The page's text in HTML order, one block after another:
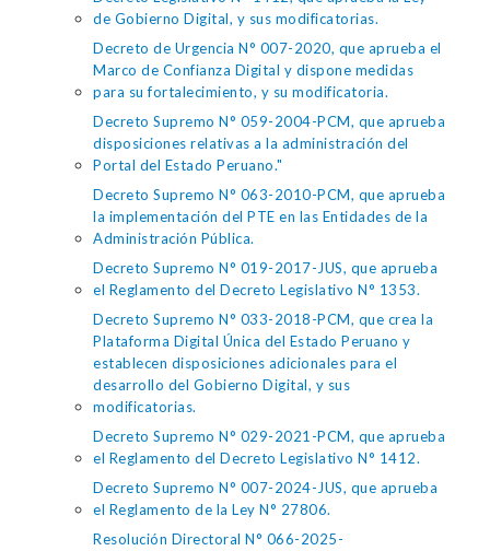
de Gobierno Digital, y sus modificatorias.
Decreto de Urgencia N° 007-2020, que aprueba el
Marco de Confianza Digital y dispone medidas
para su fortalecimiento, y su modificatoria.
Decreto Supremo N° 059-2004-PCM, que aprueba
disposiciones relativas a la administración del
Portal del Estado Peruano."
Decreto Supremo N° 063-2010-PCM, que aprueba
la implementación del PTE en las Entidades de la
Administración Pública.
Decreto Supremo N° 019-2017-JUS, que aprueba
el Reglamento del Decreto Legislativo N° 1353.
Decreto Supremo N° 033-2018-PCM, que crea la
Plataforma Digital Única del Estado Peruano y
establecen disposiciones adicionales para el
desarrollo del Gobierno Digital, y sus
modificatorias.
Decreto Supremo N° 029-2021-PCM, que aprueba
el Reglamento del Decreto Legislativo N° 1412.
Decreto Supremo N° 007-2024-JUS, que aprueba
el Reglamento de la Ley N° 27806.
Resolución Directoral N° 066-2025-